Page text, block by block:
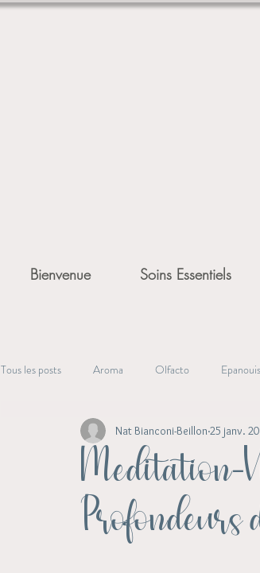
Bienvenue Soins Essentiels
Tous les posts Aroma Olfacto
Beauté Essentielle Alchimie végétale
Aroma Energie Archive
Meditation-
Nat Bianconi-Beillon 25 janv.